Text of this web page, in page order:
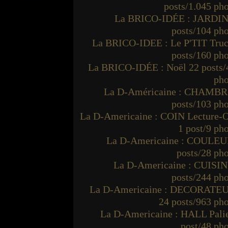
posts/1.045
La BRICO-IDÉE :
posts/104
La BRICO-IDEE : Le P'TIT
posts/160
La BRICO-IDÉE : Noël 22 posts/
La D-Américaine :
posts/103
La D-Americaine : COIN Lecture-
1 post/9
La D-Americaine :
posts/28
La D-Americaine :
posts/244
La D-Americaine :
24 posts/963
La D-Americaine : HALL